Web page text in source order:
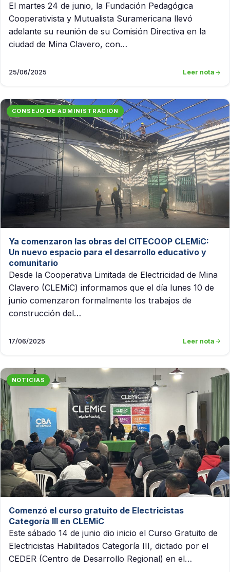
El martes 24 de junio, la Fundación Pedagógica
Cooperativista y Mutualista Suramericana llevó
adelante su reunión de su Comisión Directiva en la
ciudad de Mina Clavero, con…
25/06/2025 Leer nota
CONSEJO DE ADMINISTRACIÓN
Ya comenzaron las obras del CITECOOP CLEMiC:
Un nuevo espacio para el desarrollo educativo y
comunitario
Desde la Cooperativa Limitada de Electricidad de Mina
Clavero (CLEMiC) informamos que el día lunes 10 de
junio comenzaron formalmente los trabajos de
construcción del…
17/06/2025 Leer nota
NOTICIAS
Comenzó el curso gratuito de Electricistas
Categoría III en CLEMiC
Este sábado 14 de junio dio inicio el Curso Gratuito de
Electricistas Habilitados Categoría III, dictado por el
CEDER (Centro de Desarrollo Regional) en el…